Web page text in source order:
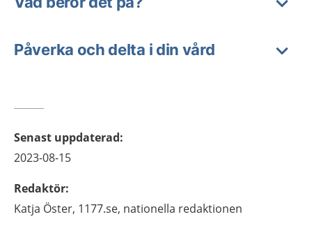
Påverka och delta i din vård
Senast uppdaterad:
2023-08-15
Redaktör:
Katja Öster, 1177.se, nationella redaktionen